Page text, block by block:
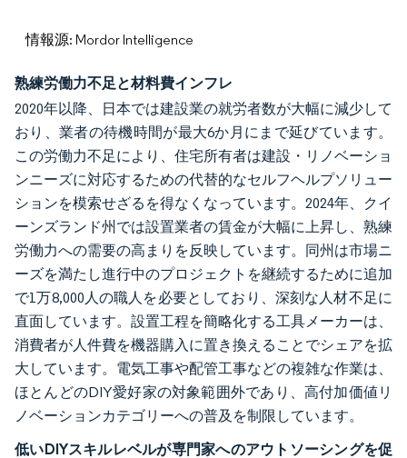
情報源: Mordor Intelligence
熟練労働力不足と材料費インフレ
2020年以降、日本では建設業の就労者数が大幅に減少して
おり、業者の待機時間が最大6か月にまで延びています。
この労働力不足により、住宅所有者は建設・リノベーショ
ンニーズに対応するための代替的なセルフヘルプソリュー
ションを模索せざるを得なくなっています。2024年、クイ
ーンズランド州では設置業者の賃金が大幅に上昇し、熟練
労働力への需要の高まりを反映しています。同州は市場ニ
ーズを満たし進行中のプロジェクトを継続するために追加
で1万8,000人の職人を必要としており、深刻な人材不足に
直面しています。設置工程を簡略化する工具メーカーは、
消費者が人件費を機器購入に置き換えることでシェアを拡
大しています。電気工事や配管工事などの複雑な作業は、
ほとんどのDIY愛好家の対象範囲外であり、高付加価値リ
ノベーションカテゴリーへの普及を制限しています。
低いDIYスキルレベルが専門家へのアウトソーシングを促